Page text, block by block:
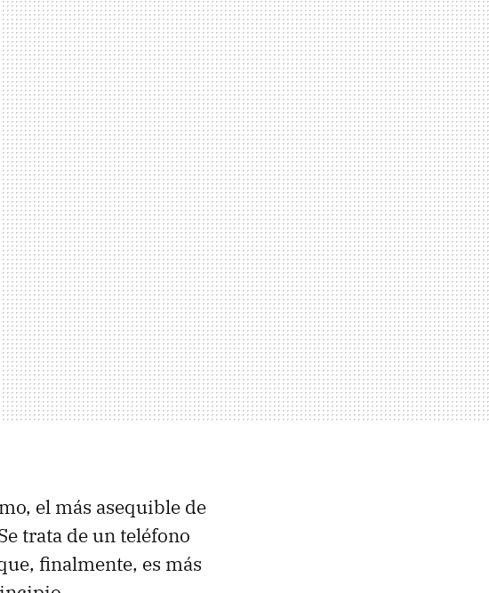
el más asequible de
trata de un teléfono
finalmente, es más